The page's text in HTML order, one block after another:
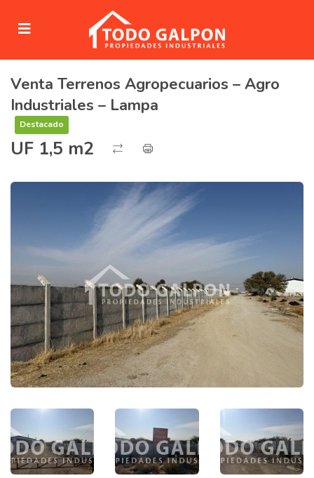
(Venta)
(Arriendo)
(Servicios)
Venta Terrenos Agropecuarios – Agro
Industriales – Lampa
Destacado
UF 1,5 m2